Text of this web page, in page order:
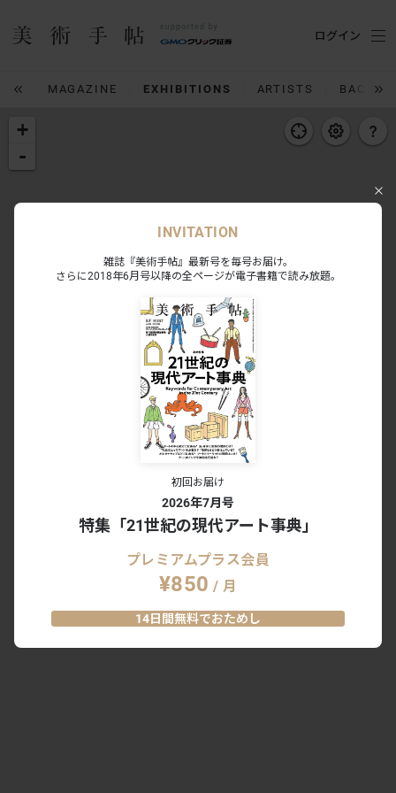
MAGAZINE EXHIBITIONS ARTISTS BACK
ログイン
+
-
INVITATION
雑誌『美術手帖』最新号を毎号お届け。
さらに2018年6月号以降の全ページが電子書籍で読み放題。
初回お届け
2026年7月号
特集「21世紀の現代アート事典」
プレミアムプラス会員
¥850 / 月
14日間無料でおためし